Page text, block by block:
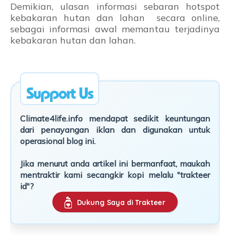
Demikian, ulasan informasi sebaran hotspot
kebakaran hutan dan lahan secara online,
sebagai informasi awal memantau terjadinya
kebakaran hutan dan lahan.
Climate4life.info mendapat sedikit keuntungan
dari penayangan iklan dan digunakan untuk
operasional blog ini.
Jika menurut anda artikel ini bermanfaat, maukah
mentraktir kami secangkir kopi melalu "trakteer
id"?
Dukung Saya di Trakteer